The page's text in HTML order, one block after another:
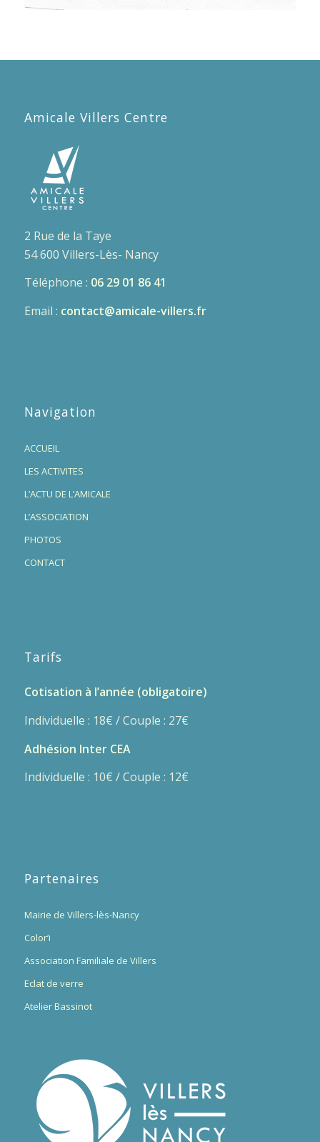
Amicale Villers Centre
2 Rue de la Taye
54 600 Villers-Lès- Nancy
Téléphone : 06 29 01 86 41
Email : contact@amicale-villers.fr
Navigation
ACCUEIL
LES ACTIVITES
L’ACTU DE L’AMICALE
L’ASSOCIATION
PHOTOS
CONTACT
Tarifs
Cotisation à l’année (obligatoire)
Individuelle : 18€ / Couple : 27€
Adhésion Inter CEA
Individuelle : 10€ / Couple : 12€
Partenaires
Mairie de Villers-lès-Nancy
Color’i
Association Familiale de Villers
Eclat de verre
Atelier Bassinot